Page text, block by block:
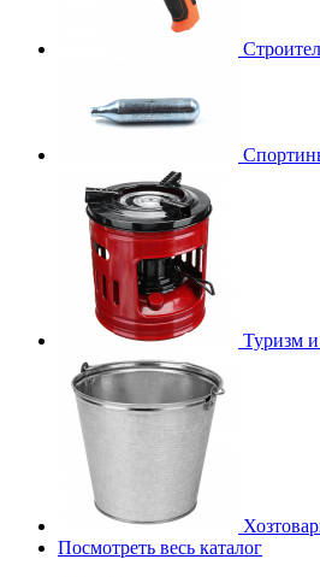
Туризм
Посмотреть весь каталог